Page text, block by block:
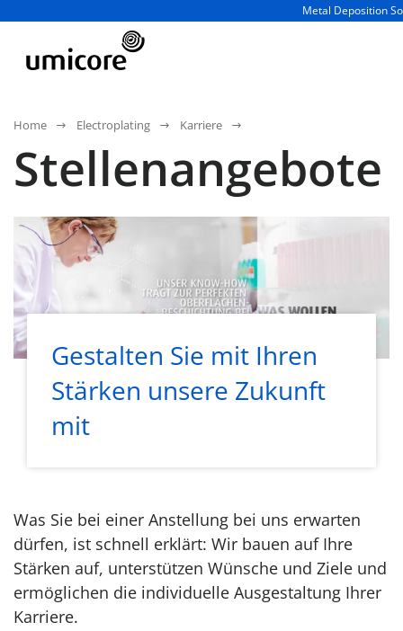
Geschäftsbereich /
Metal Deposition
Home Electroplating Karriere
Stellenangebote
Gestalten Sie mit Ihren
Stärken unsere Zukunft
mit
Was Sie bei einer Anstellung bei uns erwarten
dürfen, ist schnell erklärt: Wir bauen auf Ihre
Stärken auf, unterstützen Wünsche und Ziele und
ermöglichen die individuelle Ausgestaltung Ihrer
Karriere.